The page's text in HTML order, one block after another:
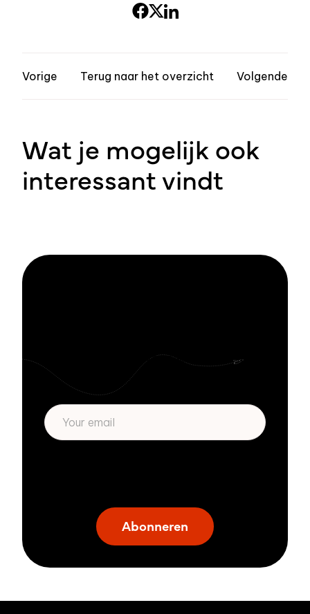
Vorige Terug naar het overzicht Volgende
Wat je mogelijk ook
interessant vindt
Blijf op de hoogte van security tips, meld